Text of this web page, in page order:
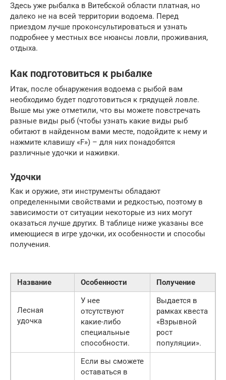
Здесь уже рыбалка в Витебской области платная, но
далеко не на всей территории водоема. Перед
приездом лучше проконсультироваться и узнать
подробнее у местных все нюансы ловли, проживания,
отдыха.
Как подготовиться к рыбалке
Итак, после обнаружения водоема с рыбой вам
необходимо будет подготовиться к грядущей ловле.
Выше мы уже отметили, что вы можете повстречать
разные виды рыб (чтобы узнать какие виды рыб
обитают в найденном вами месте, подойдите к нему и
нажмите клавишу «F») – для них понадобятся
различные удочки и наживки.
Удочки
Как и оружие, эти инструменты обладают
определенными свойствами и редкостью, поэтому в
зависимости от ситуации некоторые из них могут
оказаться лучше других. В таблице ниже указаны все
имеющиеся в игре удочки, их особенности и способы
получения.
Название Особенности Получение
Лесная
удочка
У нее
отсутствуют
какие-либо
специальные
способности.
Выдается в
рамках квеста
«Взрывной
рост
популяции».
Если вы сможете
оставаться в